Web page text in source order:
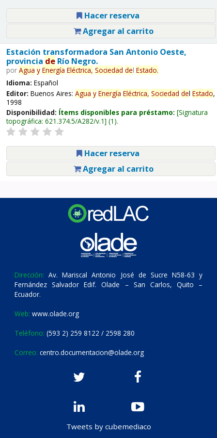
Hacer reserva
Agregar al carrito
Estación transformadora San Antonio Oeste,
provincia deRío Negro.
por Agua y Energía Eléctrica, Sociedad del Estado.
Idioma: Español
Editor: Buenos Aires: Agua y Energía Eléctrica, Sociedad del Estado,
1998
Disponibilidad: Ítems disponibles para préstamo: Signatura
topográfica: 621.374.5/A282/v.1 (1).
Hacer reserva
Agregar al carrito
Dirección: Av. Mariscal Antonio José de Sucre N58-63 y
Fernández Salvador Edif. Olade – San Carlos, Quito –
Ecuador.
Web: www.olade.org
Teléfono: (593 2) 259 8122 / 2598 280
Correo: centro.documentacion@olade.org
Tweets by cubemediaco